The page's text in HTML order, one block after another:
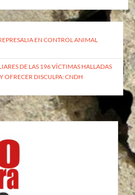
EN CONTROL ANIMAL
DE LAS 196 VÍCTIMAS HALLADAS
OFRECER DISCULPA: CNDH